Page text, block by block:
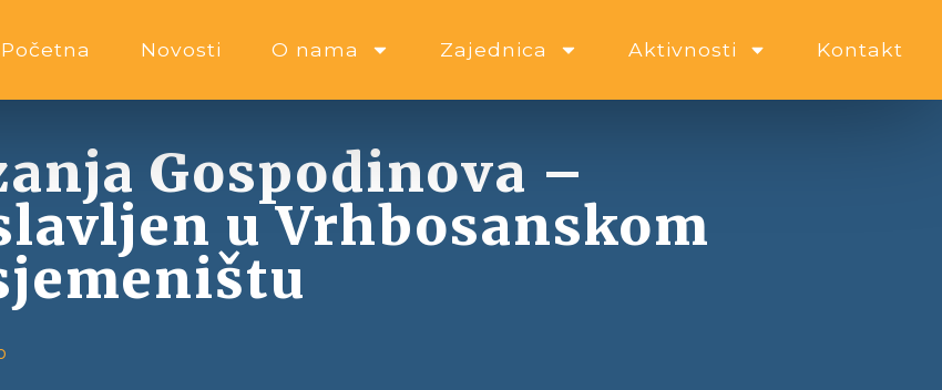
Početna Novosti O nama Zajednica Aktivnosti Kontakt
Gospodinova –
u Vrhbosanskom